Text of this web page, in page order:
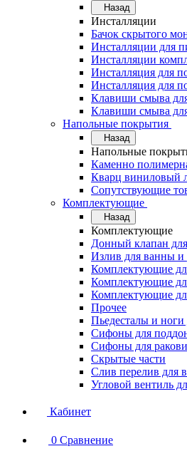
Назад
Инсталляции
Бачок скрытого
Инсталляции для
Инсталляции
Инсталляция для
Инсталляция для
Клавиши смыва
Клавиши смыва
Напольные покрытия
Назад
Напольные
Каменно
Кварц виниловый
Сопутствующие
Комплектующие
Назад
Комплектующие
Донный клапан
Излив для ванны и
Комплектующие
Комплектующие
Комплектующие
Прочее
Пьедесталы и
Сифоны для
Сифоны для
Скрытые части
Слив перелив для
Угловой вентиль
Кабинет
0 Сравнение